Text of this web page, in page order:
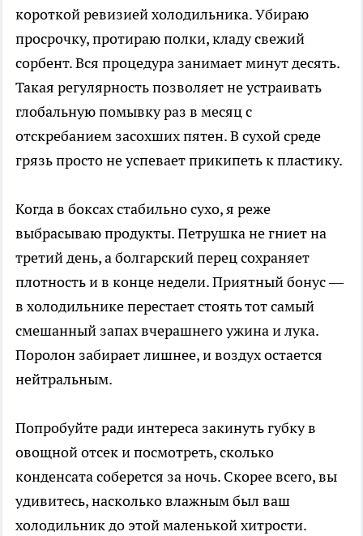
короткой ревизией холодильника. Убираю
просрочку, протираю полки, кладу свежий
сорбент. Вся процедура занимает минут десять.
Такая регулярность позволяет не устраивать
глобальную помывку раз в месяц с
отскребанием засохших пятен. В сухой среде
грязь просто не успевает прикипеть к пластику.
Когда в боксах стабильно сухо, я реже
выбрасываю продукты. Петрушка не гниет на
третий день, а болгарский перец сохраняет
плотность и в конце недели. Приятный бонус —
в холодильнике перестает стоять тот самый
смешанный запах вчерашнего ужина и лука.
Поролон забирает лишнее, и воздух остается
нейтральным.
Попробуйте ради интереса закинуть губку в
овощной отсек и посмотреть, сколько
конденсата соберется за ночь. Скорее всего, вы
удивитесь, насколько влажным был ваш
холодильник до этой маленькой хитрости.